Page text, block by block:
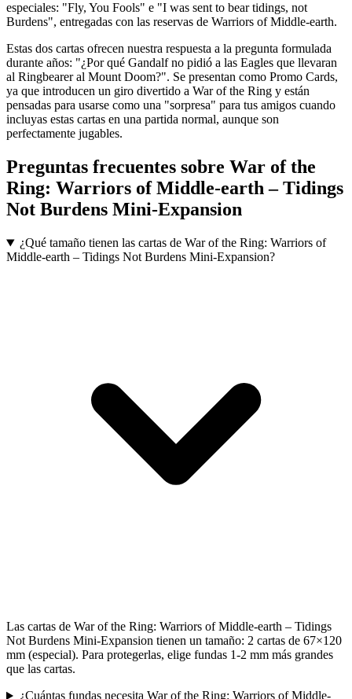
especiales: "Fly, You Fools" e "I was sent to bear tidings, not
Burdens", entregadas con las reservas de Warriors of Middle-earth.
Estas dos cartas ofrecen nuestra respuesta a la pregunta formulada
durante años: "¿Por qué Gandalf no pidió a las Eagles que llevaran
al Ringbearer al Mount Doom?". Se presentan como Promo Cards,
ya que introducen un giro divertido a War of the Ring y están
pensadas para usarse como una "sorpresa" para tus amigos cuando
incluyas estas cartas en una partida normal, aunque son
perfectamente jugables.
Preguntas frecuentes sobre War of the
Ring: Warriors of Middle-earth – Tidings
Not Burdens Mini-Expansion
¿Qué tamaño tienen las cartas de War of the Ring: Warriors of
Middle-earth – Tidings Not Burdens Mini-Expansion?
Las cartas de War of the Ring: Warriors of Middle-earth – Tidings
Not Burdens Mini-Expansion tienen un tamaño: 2 cartas de 67×120
mm (especial). Para protegerlas, elige fundas 1-2 mm más grandes
que las cartas.
¿Cuántas fundas necesita War of the Ring: Warriors of Middle-